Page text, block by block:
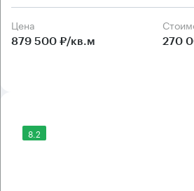
Цена
879 500 ₽/кв.м 270
8.2